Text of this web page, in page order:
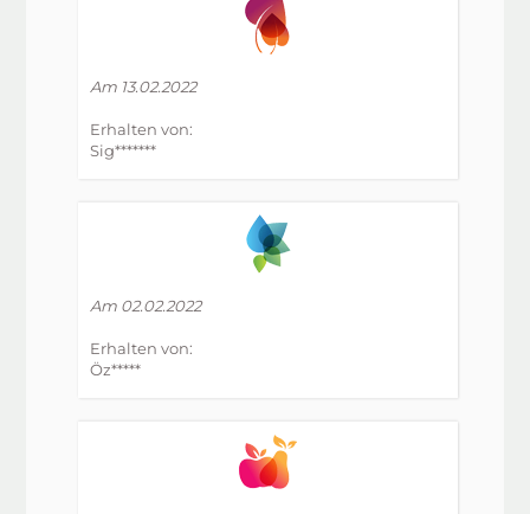
Am 13.02.2022
Erhalten von:
Sig*******
Am 02.02.2022
Erhalten von:
Öz*****